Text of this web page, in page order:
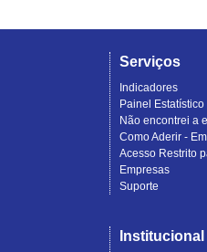
Serviços
Indicadores
Painel Estatístico
Não encontrei a
Como Aderir -
Acesso Restrito
Empresas
Suporte
Institucional